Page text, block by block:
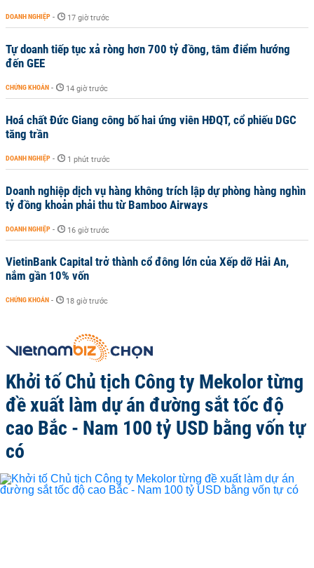
DOANH NGHIỆP - 17 giờ trước
Tự doanh tiếp tục xả ròng hơn 700 tỷ đồng, tâm điểm hướng
đến GEE
CHỨNG KHOÁN - 14 giờ trước
Hoá chất Đức Giang công bố hai ứng viên HĐQT, cổ phiếu DGC
tăng trần
DOANH NGHIỆP - 1 phút trước
Doanh nghiệp dịch vụ hàng không trích lập dự phòng hàng nghìn
tỷ đồng khoản phải thu từ Bamboo Airways
DOANH NGHIỆP - 16 giờ trước
VietinBank Capital trở thành cổ đông lớn của Xếp dỡ Hải An,
nắm gần 10% vốn
CHỨNG KHOÁN - 18 giờ trước
Khởi tố Chủ tịch Công ty Mekolor từng
đề xuất làm dự án đường sắt tốc độ
cao Bắc - Nam 100 tỷ USD bằng vốn tự
có